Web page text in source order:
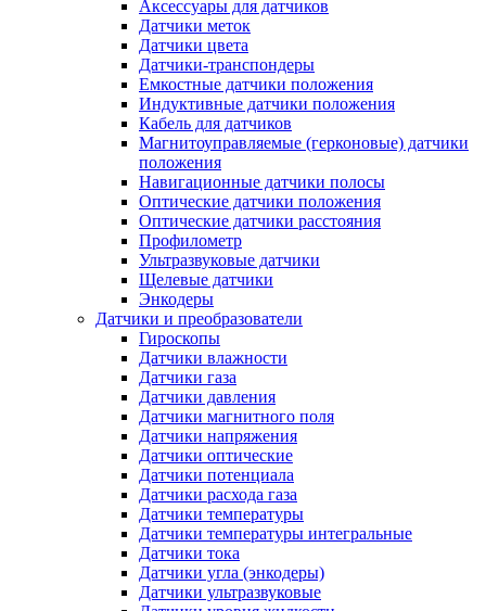
Аксессуары для датчиков
Датчики меток
Датчики цвета
Датчики-транспондеры
Емкостные датчики положения
Индуктивные датчики положения
Кабель для датчиков
Магнитоуправляемые (герконовые) датчики
положения
Навигационные датчики полосы
Оптические датчики положения
Оптические датчики расстояния
Профилометр
Ультразвуковые датчики
Щелевые датчики
Энкодеры
Датчики и преобразователи
Гироскопы
Датчики влажности
Датчики газа
Датчики давления
Датчики магнитного поля
Датчики напряжения
Датчики оптические
Датчики потенциала
Датчики расхода газа
Датчики температуры
Датчики температуры интегральные
Датчики тока
Датчики угла (энкодеры)
Датчики ультразвуковые